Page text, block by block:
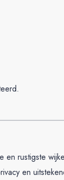
en rustigste
en